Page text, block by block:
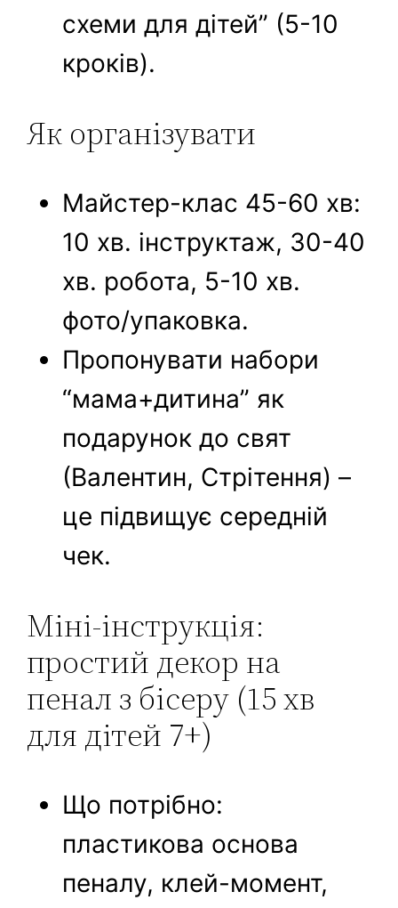
схеми для дітей” (5-10
кроків).
Як організувати
Майстер-клас 45-60 хв:
10 хв. інструктаж, 30-40
хв. робота, 5-10 хв.
фото/упаковка.
Пропонувати набори
“мама+дитина” як
подарунок до свят
(Валентин, Стрітення) –
це підвищує середній
чек.
Міні-інструкція:
простий декор на
пенал з бісеру (15 хв
для дітей 7+)
Що потрібно:
пластикова основа
пеналу, клей-момент,